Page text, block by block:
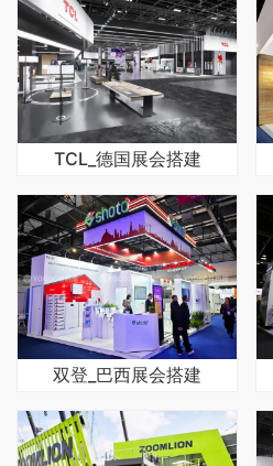
TCL_德国展会搭建
双登_巴西展会搭建